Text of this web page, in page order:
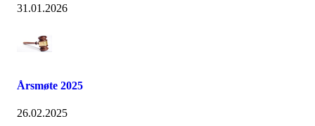
31.01.2026
Årsmøte 2025
26.02.2025